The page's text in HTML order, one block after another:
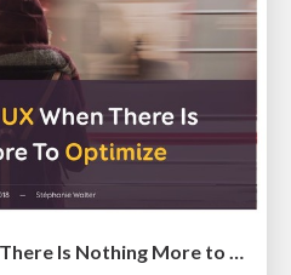
Cheating the UX When There Is Nothing More to Optimize - PixelPioneers